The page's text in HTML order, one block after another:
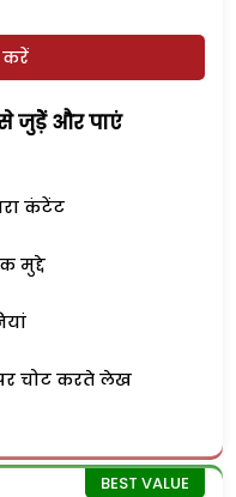
करें
जुड़ेें और पाएं
कंटेंट
मुद्दे
चोट करते लेख